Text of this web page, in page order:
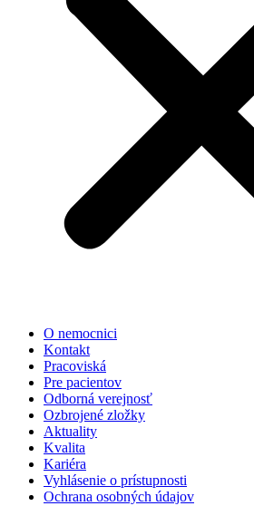
O nemocnici
Kontakt
Pracoviská
Pre pacientov
Odborná verejnosť
Ozbrojené zložky
Aktuality
Kvalita
Kariéra
Vyhlásenie o prístupnosti
Ochrana osobných údajov